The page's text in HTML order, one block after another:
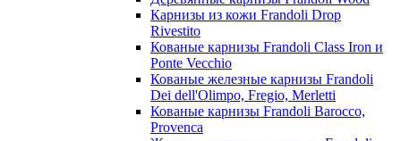
Карнизы из кожи Frandoli Drop
Rivestito
Кованые карнизы Frandoli Class Iron и
Ponte Vecchio
Кованые железные карнизы Frandoli
Dei dell'Olimpo, Fregio, Merletti
Кованые карнизы Frandoli Barocco,
Provenca